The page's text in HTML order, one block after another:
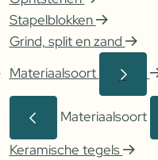
Stapelblokken
Grind, split en zand
Materiaalsoort
Materiaalsoort
Keramische tegels